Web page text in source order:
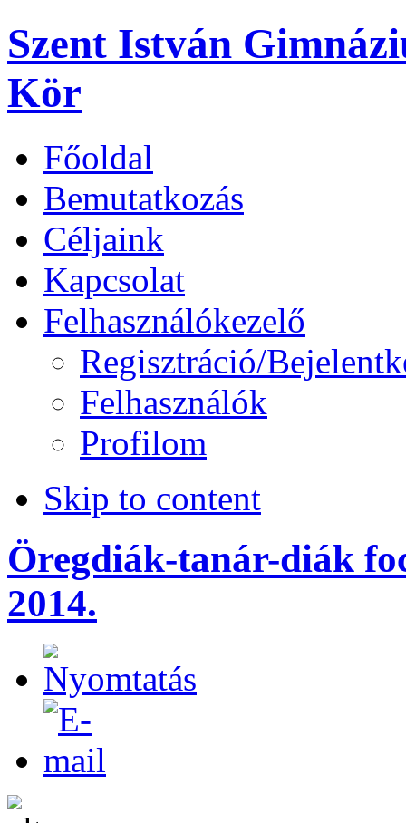
Szent István
Kör
Főoldal
Bemutatkozás
Céljaink
Kapcsolat
Felhasználókezelő
Regisztráció/
Felhasználók
Profilom
Skip to content
Öregdiák-tanár-diák
2014.